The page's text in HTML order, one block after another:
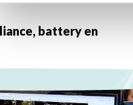
battery en